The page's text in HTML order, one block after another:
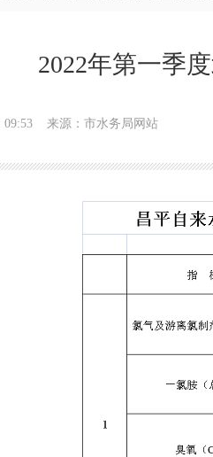
2022年第一季
09:53 来源：市水务局网站